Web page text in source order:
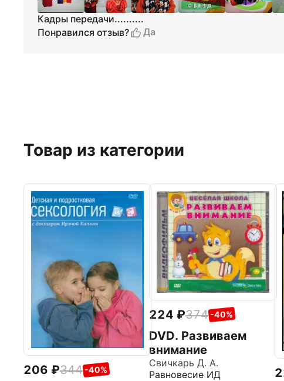
Кадры передачи..........
Понравился отзыв?
Да
Товар из категории
206 344 -40%
224 374 -40%
DVD. Развиваем
внимание
Свичкарь Д. А.
Равновесие ИД